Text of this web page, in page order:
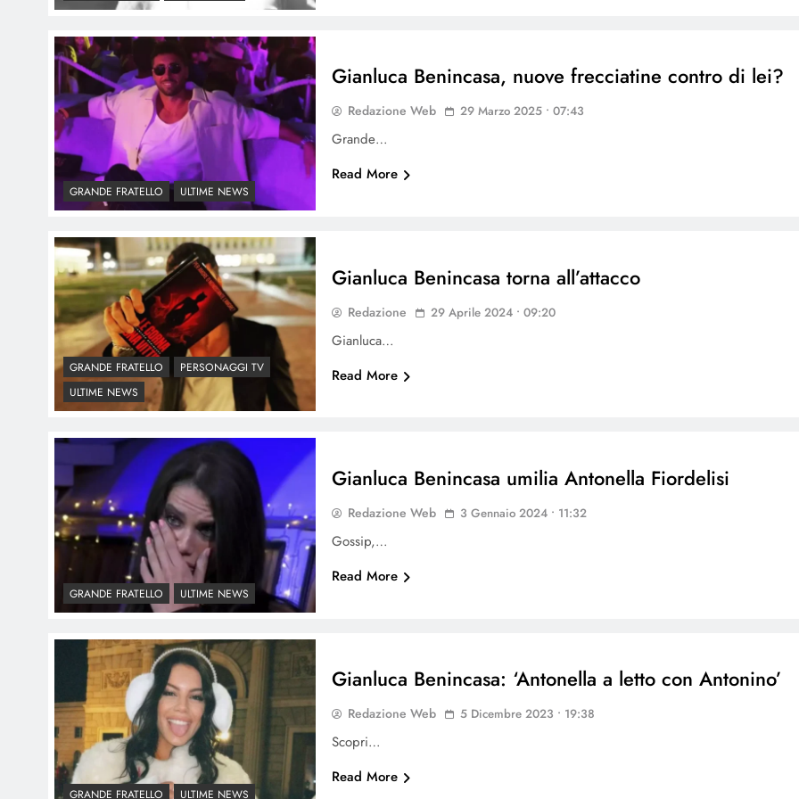
GRANDE FRATELLO ULTIME NEWS
Gianluca Benincasa, nuove frecciatine contro di lei?
Redazione Web 29 Marzo 2025 • 07:43
Grande…
Read More
GRANDE FRATELLO
PERSONAGGI TV
ULTIME NEWS
Gianluca Benincasa torna all’attacco
Redazione 29 Aprile 2024 • 09:20
Gianluca…
Read More
GRANDE FRATELLO ULTIME NEWS
Gianluca Benincasa umilia Antonella Fiordelisi
Redazione Web 3 Gennaio 2024 • 11:32
Gossip,…
Read More
GRANDE FRATELLO ULTIME NEWS
Gianluca Benincasa: ‘Antonella a letto con Antonino’
Redazione Web 5 Dicembre 2023 • 19:38
Scopri…
Read More